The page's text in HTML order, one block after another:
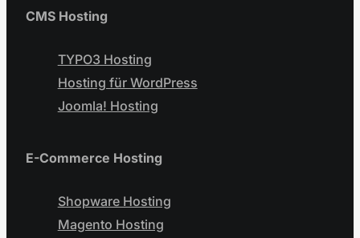
CMS Hosting
TYPO3 Hosting
Hosting für WordPress
Joomla! Hosting
E-Commerce Hosting
Shopware Hosting
Magento Hosting